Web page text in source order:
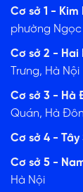
Cơ sở 1 - Kim
phường Ngọc
Cơ sở 2 - Hai
Trưng, Hà Nội
Cơ sở 3 - Hà
Quán, Hà
Cơ sở 4 - Tây
Cơ sở 5 -
Hà Nội